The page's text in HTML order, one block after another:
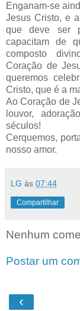
Enganam-se
Jesus Cristo, e
que deve ser
capacitam de
composto
Coração de
queremos
Cristo, que é a
Ao Coração de
louvor,
séculos!
Cerquemos,
nosso amor.
LG às 07:44
Compartilhar
Nenhum
Postar um
‹